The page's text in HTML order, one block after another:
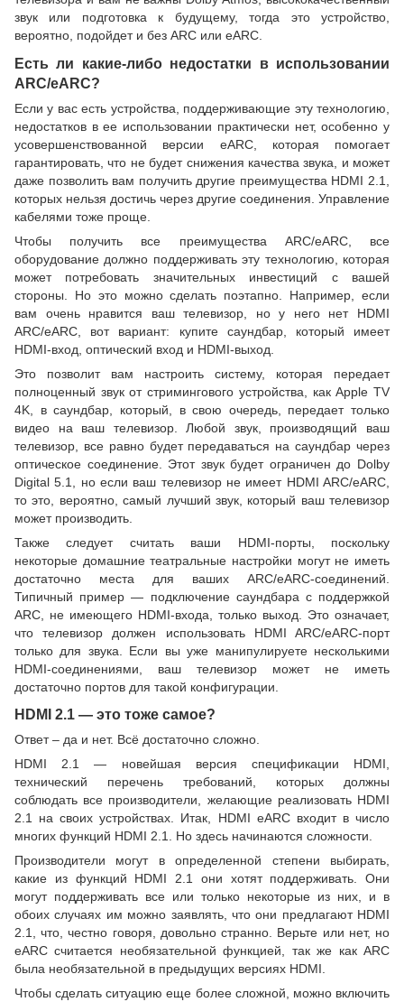
звук или подготовка к будущему, тогда это устройство,
вероятно, подойдет и без ARC или eARC.
Есть ли какие-либо недостатки в использовании
ARC/eARC?
Если у вас есть устройства, поддерживающие эту технологию,
недостатков в ее использовании практически нет, особенно у
усовершенствованной версии eARC, которая помогает
гарантировать, что не будет снижения качества звука, и может
даже позволить вам получить другие преимущества HDMI 2.1,
которых нельзя достичь через другие соединения. Управление
кабелями тоже проще.
Чтобы получить все преимущества ARC/eARC, все
оборудование должно поддерживать эту технологию, которая
может потребовать значительных инвестиций с вашей
стороны. Но это можно сделать поэтапно. Например, если
вам очень нравится ваш телевизор, но у него нет HDMI
ARC/eARC, вот вариант: купите саундбар, который имеет
HDMI-вход, оптический вход и HDMI-выход.
Это позволит вам настроить систему, которая передает
полноценный звук от стримингового устройства, как Apple TV
4K, в саундбар, который, в свою очередь, передает только
видео на ваш телевизор. Любой звук, производящий ваш
телевизор, все равно будет передаваться на саундбар через
оптическое соединение. Этот звук будет ограничен до Dolby
Digital 5.1, но если ваш телевизор не имеет HDMI ARC/eARC,
то это, вероятно, самый лучший звук, который ваш телевизор
может производить.
Также следует считать ваши HDMI-порты, поскольку
некоторые домашние театральные настройки могут не иметь
достаточно места для ваших ARC/eARC-соединений.
Типичный пример — подключение саундбара с поддержкой
ARC, не имеющего HDMI-входа, только выход. Это означает,
что телевизор должен использовать HDMI ARC/eARC-порт
только для звука. Если вы уже манипулируете несколькими
HDMI-соединениями, ваш телевизор может не иметь
достаточно портов для такой конфигурации.
HDMI 2.1 — это тоже самое?
Ответ – да и нет. Всё достаточно сложно.
HDMI 2.1 — новейшая версия спецификации HDMI,
технический перечень требований, которых должны
соблюдать все производители, желающие реализовать HDMI
2.1 на своих устройствах. Итак, HDMI eARC входит в число
многих функций HDMI 2.1. Но здесь начинаются сложности.
Производители могут в определенной степени выбирать,
какие из функций HDMI 2.1 они хотят поддерживать. Они
могут поддерживать все или только некоторые из них, и в
обоих случаях им можно заявлять, что они предлагают HDMI
2.1, что, честно говоря, довольно странно. Верьте или нет, но
eARC считается необязательной функцией, так же как ARC
была необязательной в предыдущих версиях HDMI.
Чтобы сделать ситуацию еще более сложной, можно включить